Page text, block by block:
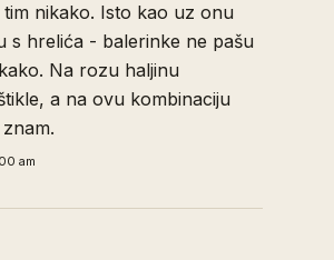
tim nikako. Isto kao uz onu
s hrelića - balerinke ne pašu
Na rozu haljinu
a na ovu kombinaciju
am